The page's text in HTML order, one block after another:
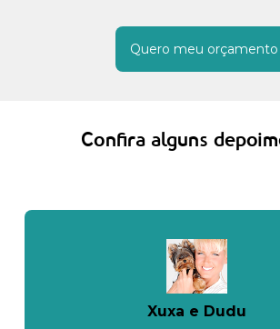
Quero meu orçamento
Confira alguns
Xuxa e Dudu